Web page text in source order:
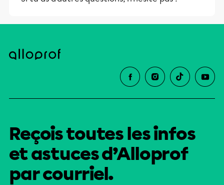
Reçois toutes les infos
et astuces d’Alloprof
par courriel.